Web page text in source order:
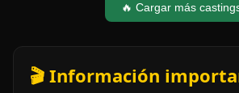
🔥 Cargar más
🎬 Información